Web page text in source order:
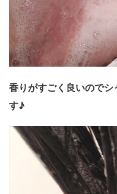
香りがすごく良いので
す♪